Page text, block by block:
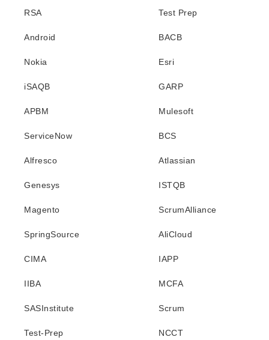
RSA Test Prep
Android BACB
Nokia Esri
iSAQB GARP
APBM Mulesoft
ServiceNow BCS
Alfresco Atlassian
Genesys ISTQB
Magento ScrumAlliance
SpringSource AliCloud
CIMA IAPP
IIBA MCFA
SASInstitute Scrum
Test-Prep NCCT